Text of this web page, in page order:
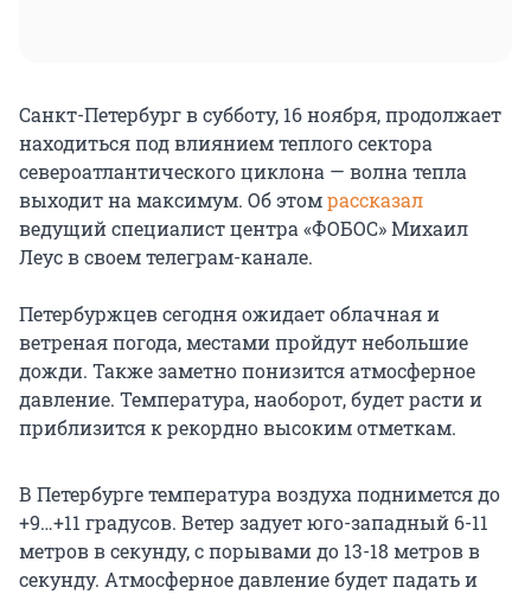
Санкт-Петербург в субботу, 16 ноября, продолжает
находиться под влиянием теплого сектора
североатлантического циклона — волна тепла
выходит на максимум. Об этомрассказал
ведущий специалист центра «ФОБОС» Михаил
Леус в своем телеграм-канале.
Петербуржцев сегодня ожидает облачная и
ветреная погода, местами пройдут небольшие
дожди. Также заметно понизится атмосферное
давление. Температура, наоборот, будет расти и
приблизится к рекордно высоким отметкам.
В Петербурге температура воздуха поднимется до
+9…+11 градусов. Ветер задует юго-западный 6-11
метров в секунду, с порывами до 13-18 метров в
секунду. Атмосферное давление будет падать и